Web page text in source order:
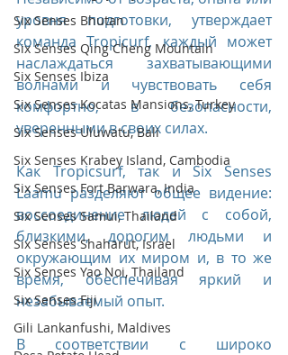
Six Senses Bhutan
Six Senses Qing Cheng Mountain
Six Senses Ibiza
Six Senses Kocatas Mansions, Turkey
Six Senses Uluwatu, Bali
Six Senses Krabey Island, Cambodia
Six Senses Fort Barwara, India
Six Senses Samui, Thailand
Six Senses Shaharut, Israel
Six Senses Yao Noi, Thailand
Six Senses Fiji
Gili Lankanfushi, Maldives
уровня подготовки, утверждает
команда Tropicurf, каждый может
наслаждаться захватывающими
волнами и чувствовать себя
комфортно, в безопасности,
уверенными в своих силах.
Как Tropicsurf, так и Six Senses
Laamu разделяют общее видение:
воссоединение людей с собой,
близкими, дорогим людьми и
окружающим их миром и, в то же
время, обеспечивая яркий и
незабываемый опыт.
В соответствии с широко